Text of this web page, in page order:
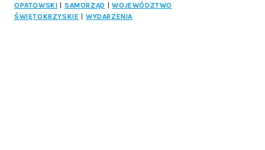
OPATOWSKI
SAMORZĄD
WOJEWÓDZTWO
ŚWIĘTOKRZYSKIE
WYDARZENIA